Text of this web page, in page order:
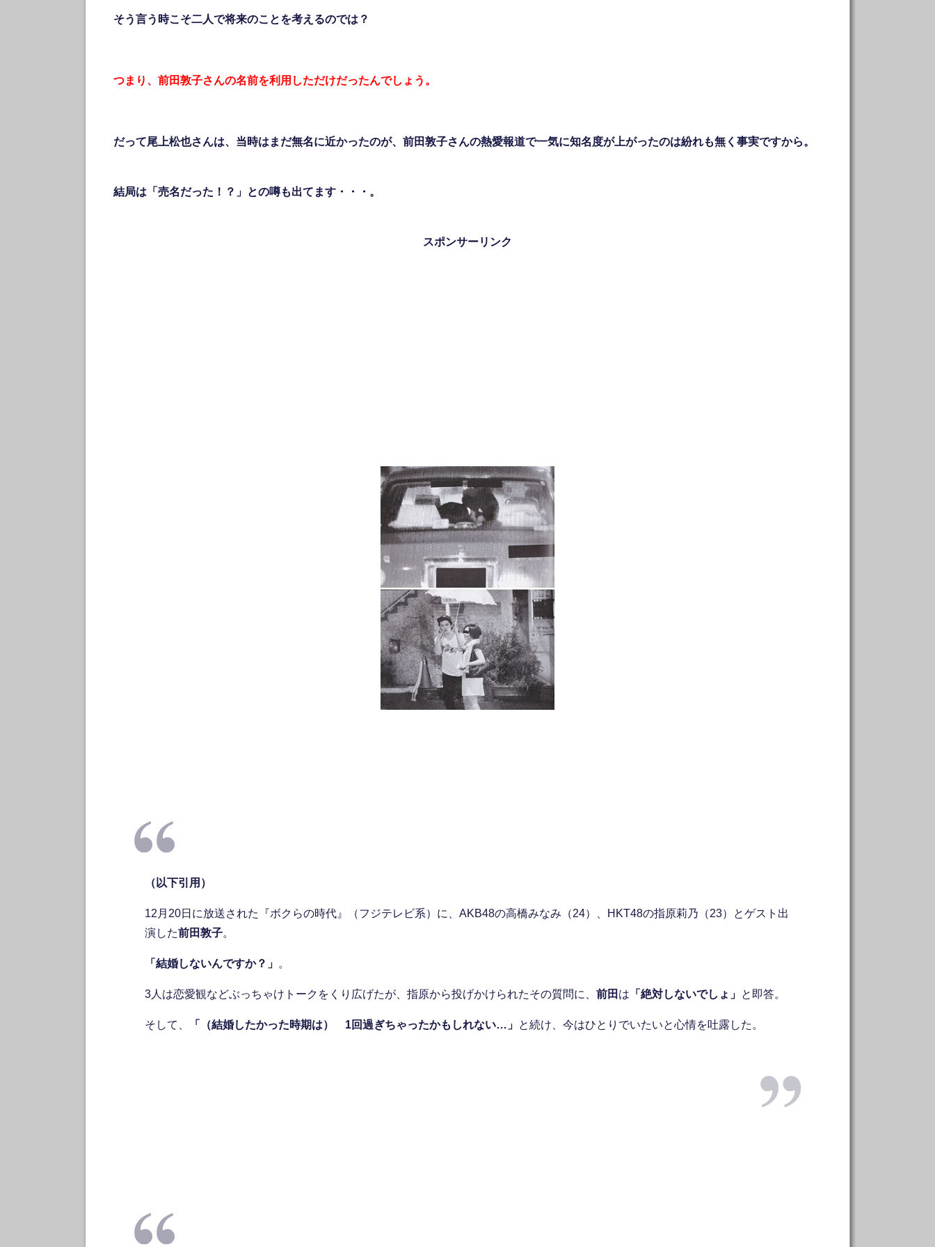
そう言う時こそ二人で将来のことを考えるのでは？
つまり、前田敦子さんの名前を利用しただけだったんでしょう。
だって尾上松也さんは、当時はまだ無名に近かったのが、前田敦子さんの熱愛報道で一気に知名度が上がったのは紛れも無く事実ですから。
結局は「売名だった！？」との噂も出てます・・・。
スポンサーリンク
（以下引用）
12月20日に放送された『ボクらの時代』（フジテレビ系）に、AKB48の高橋みなみ（24）、HKT48の指原莉乃（23）とゲスト出
演した前田敦子。
「結婚しないんですか？」 。
3人は恋愛観などぶっちゃけトークをくり広げたが、指原から投げかけられたその質問に、 前田 は 「絶対しないでしょ」 と即答。
そして、 「（結婚したかった時期は） 1回過ぎちゃったかもしれない…」 と続け、今はひとりでいたいと心情を吐露した。